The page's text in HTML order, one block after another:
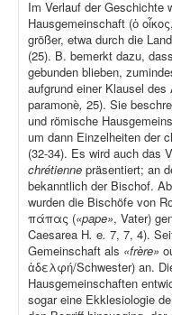
Im Verlauf der Geschichte
Hausgemeinschaft (ὁ
größer, etwa durch die
(25). B. bemerkt dazu,
gebunden blieben,
aufgrund einer Klausel
paramonè, 25). Sie
und römische
um dann Einzelheiten der
(32-34). Es wird auch das
chrétienne präsentiert; an
bekanntlich der Bischof.
wurden die Bischöfe von
πάπας («pape», Vater)
Caesarea H. e. 7, 7, 4).
Gemeinschaft als «frère»
ἀδελφή/Schwester) an.
Hausgemeinschaften
sogar eine Ekklesiologie